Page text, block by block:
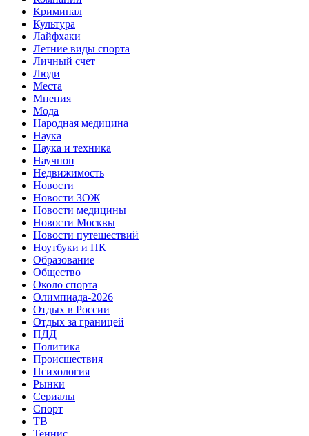
Криминал
Культура
Лайфхаки
Летние виды спорта
Личный счет
Люди
Места
Мнения
Мода
Народная медицина
Наука
Наука и техника
Научпоп
Недвижимость
Новости
Новости ЗОЖ
Новости медицины
Новости Москвы
Новости путешествий
Ноутбуки и ПК
Образование
Общество
Около спорта
Олимпиада-2026
Отдых в России
Отдых за границей
ПДД
Политика
Происшествия
Психология
Рынки
Сериалы
Спорт
ТВ
Теннис